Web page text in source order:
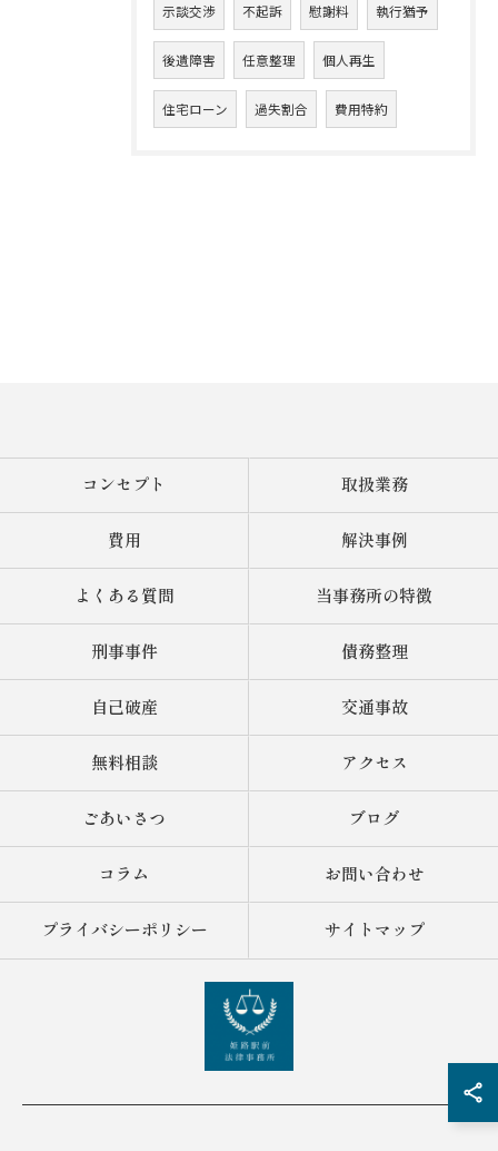
示談交渉 不起訴 慰謝料 執行猶予
後遺障害 任意整理 個人再生
住宅ローン 過失割合 費用特約
コンセプト 取扱業務
費用 解決事例
よくある質問 当事務所の特徴
刑事事件 債務整理
自己破産 交通事故
無料相談 アクセス
ごあいさつ ブログ
コラム お問い合わせ
プライバシーポリシー サイトマップ